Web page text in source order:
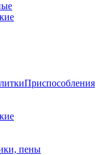
Приспособления
пены